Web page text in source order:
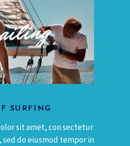
SURFING
sit amet, con sectetur
do eiusmod tempor in